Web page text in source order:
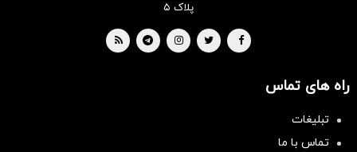
پلاک ۵
راه های تماس
تبلیغات
تماس با ما